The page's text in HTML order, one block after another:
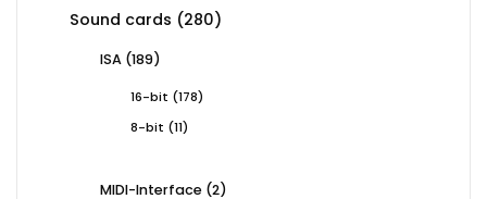
Sound cards 280280
ISA 189189
16-bit 178178
8-bit
1111
MIDI-Interface 22